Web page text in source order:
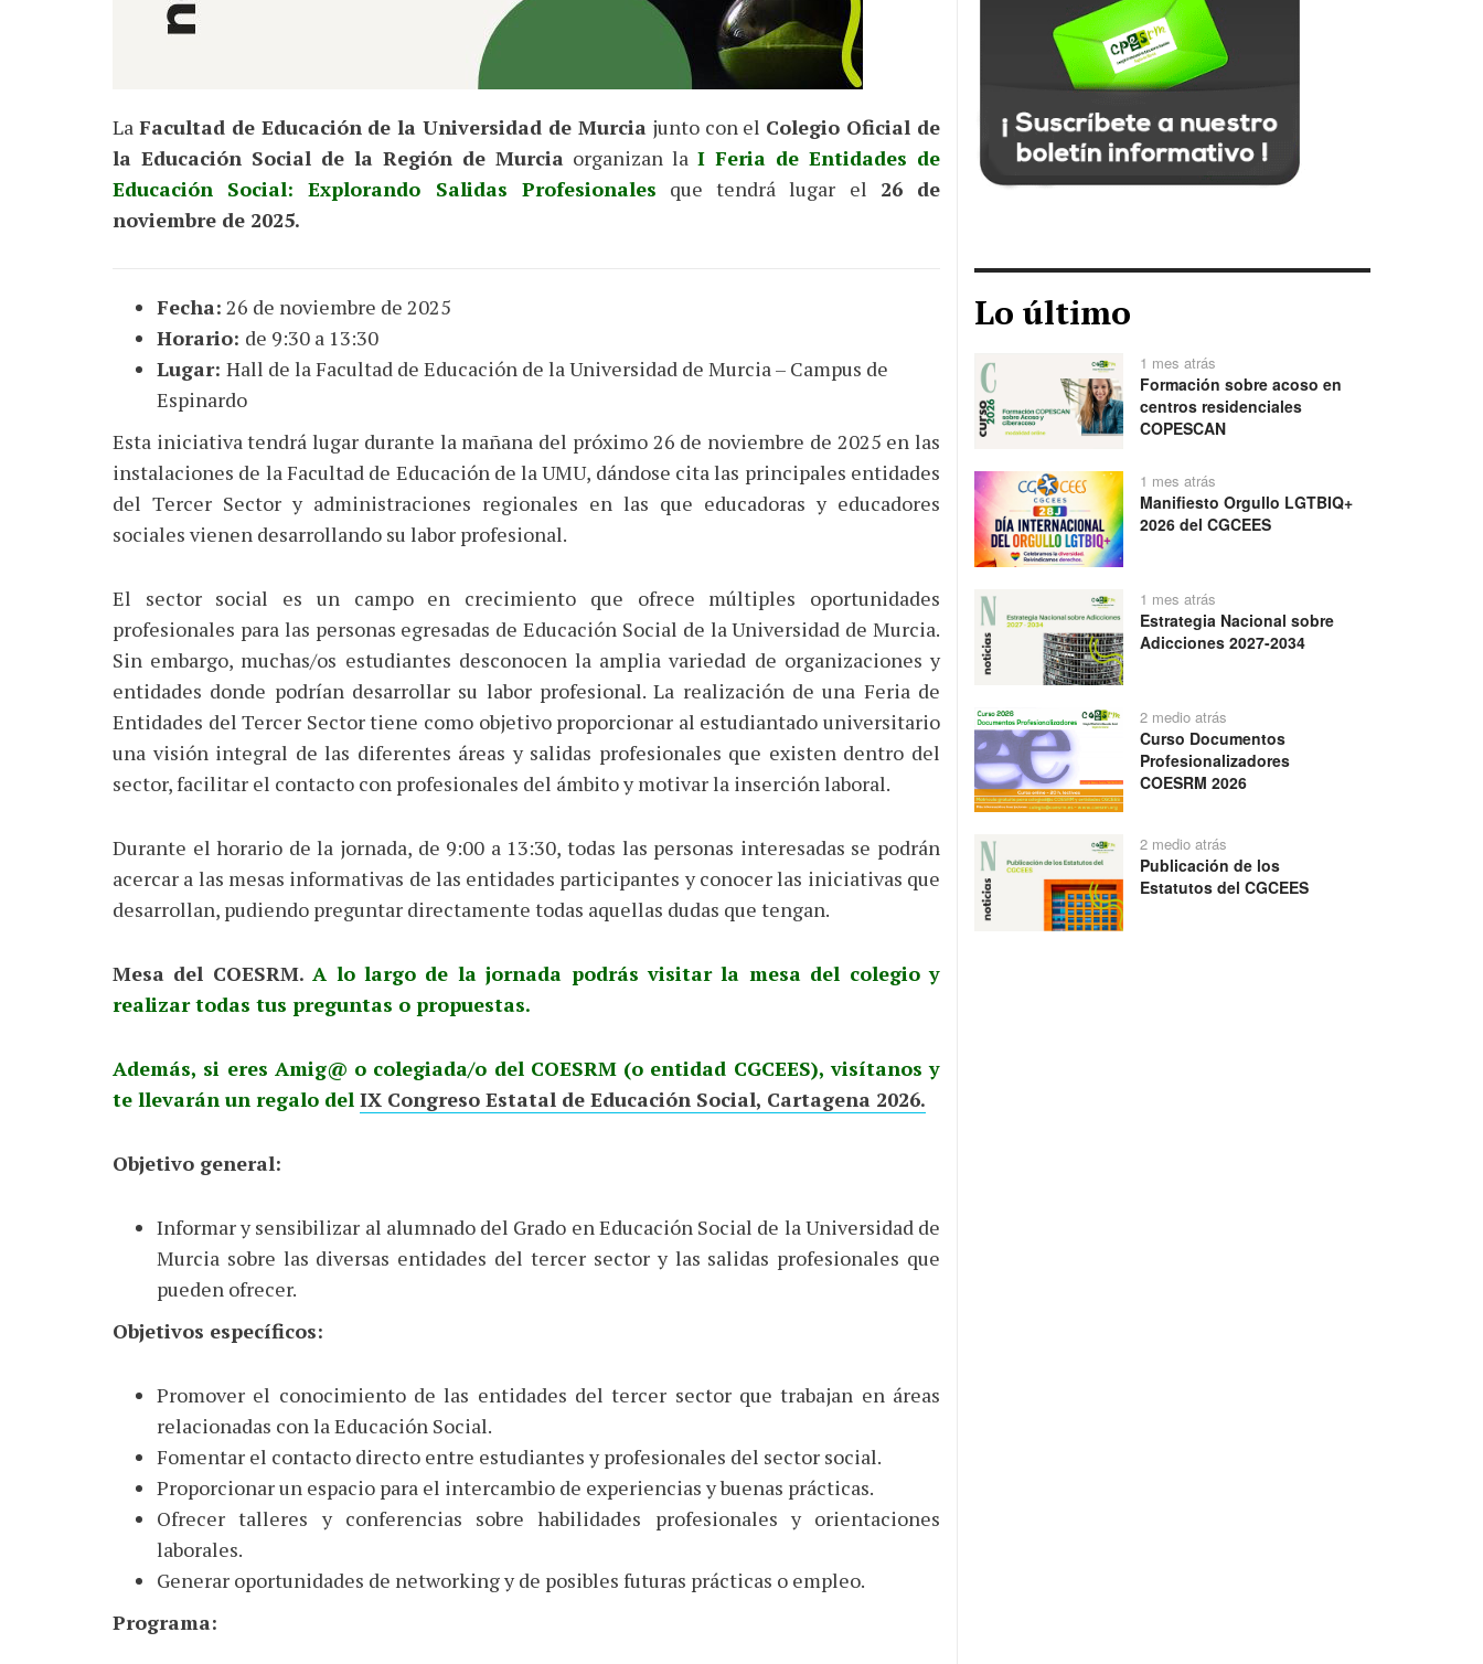
La Facultad de Educación de la Universidad de Murcia junto con el Colegio Oficial de
la Educación Social de la Región de Murcia organizan la I Feria de Entidades de
Educación Social: Explorando Salidas Profesionales que tendrá lugar el 26 de
noviembre de 2025.
Fecha: 26 de noviembre de 2025
Horario: de 9:30 a 13:30
Lugar: Hall de la Facultad de Educación de la Universidad de Murcia – Campus de
Espinardo
Esta iniciativa tendrá lugar durante la mañana del próximo 26 de noviembre de 2025 en las
instalaciones de la Facultad de Educación de la UMU, dándose cita las principales entidades
del Tercer Sector y administraciones regionales en las que educadoras y educadores
sociales vienen desarrollando su labor profesional.
El sector social es un campo en crecimiento que ofrece múltiples oportunidades
profesionales para las personas egresadas de Educación Social de la Universidad de Murcia.
Sin embargo, muchas/os estudiantes desconocen la amplia variedad de organizaciones y
entidades donde podrían desarrollar su labor profesional. La realización de una Feria de
Entidades del Tercer Sector tiene como objetivo proporcionar al estudiantado universitario
una visión integral de las diferentes áreas y salidas profesionales que existen dentro del
sector, facilitar el contacto con profesionales del ámbito y motivar la inserción laboral.
Durante el horario de la jornada, de 9:00 a 13:30, todas las personas interesadas se podrán
acercar a las mesas informativas de las entidades participantes y conocer las iniciativas que
desarrollan, pudiendo preguntar directamente todas aquellas dudas que tengan.
Mesa del COESRM.A lo largo de la jornada podrás visitar la mesa del colegio y
realizar todas tus preguntas o propuestas.
Además, si eres Amig@ o colegiada/o del COESRM (o entidad CGCEES), visítanos y
te llevarán un regalo del IX Congreso Estatal de Educación Social, Cartagena 2026.
Objetivo general:
Informar y sensibilizar al alumnado del Grado en Educación Social de la Universidad de
Murcia sobre las diversas entidades del tercer sector y las salidas profesionales que
pueden ofrecer.
Objetivos específicos:
Promover el conocimiento de las entidades del tercer sector que trabajan en áreas
relacionadas con la Educación Social.
Fomentar el contacto directo entre estudiantes y profesionales del sector social.
Proporcionar un espacio para el intercambio de experiencias y buenas prácticas.
Ofrecer talleres y conferencias sobre habilidades profesionales y orientaciones
laborales.
Generar oportunidades de networking y de posibles futuras prácticas o empleo.
Programa:
Lo último
1 mes atrás
Formación sobre acoso en
centros residenciales
COPESCAN
1 mes atrás
Manifiesto Orgullo LGTBIQ+
2026 del CGCEES
1 mes atrás
Estrategia Nacional sobre
Adicciones 2027-2034
2 medio atrás
Curso Documentos
Profesionalizadores
COESRM 2026
2 medio atrás
Publicación de los
Estatutos del CGCEES